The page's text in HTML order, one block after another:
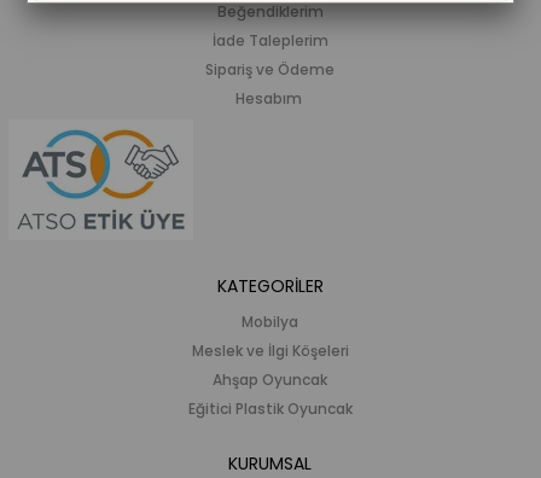
Beğendiklerim
İade Taleplerim
Sipariş ve Ödeme
Hesabım
KATEGORİLER
Mobilya
Meslek ve İlgi Köşeleri
Ahşap Oyuncak
Eğitici Plastik Oyuncak
KURUMSAL